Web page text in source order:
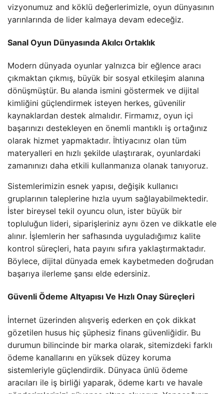
vizyonumuz and köklü değerlerimizle, oyun dünyasının
yarınlarında de lider kalmaya devam edeceğiz.
Sanal Oyun Dünyasında Akılcı Ortaklık
Modern dünyada oyunlar yalnızca bir eğlence aracı
çıkmaktan çıkmış, büyük bir sosyal etkileşim alanına
dönüşmüştür. Bu alanda ismini göstermek ve dijital
kimliğini güçlendirmek isteyen herkes, güvenilir
kaynaklardan destek almalıdır. Firmamız, oyun içi
başarınızı destekleyen en önemli mantıklı iş ortağınız
olarak hizmet yapmaktadır. İhtiyacınız olan tüm
materyalleri en hızlı şekilde ulaştırarak, oyunlardaki
zamanınızı daha etkili kullanmanıza olanak tanıyoruz.
Sistemlerimizin esnek yapısı, değişik kullanıcı
gruplarının taleplerine hızla uyum sağlayabilmektedir.
İster bireysel tekil oyuncu olun, ister büyük bir
topluluğun lideri, siparişleriniz aynı özen ve dikkatle ele
alınır. İşlemlerin her safhasında uyguladığımız kalite
kontrol süreçleri, hata payını sıfıra yaklaştırmaktadır.
Böylece, dijital dünyada emek kaybetmeden doğrudan
başarıya ilerleme şansı elde edersiniz.
Güvenli Ödeme Altyapısı Ve Hızlı Onay Süreçleri
İnternet üzerinden alışveriş ederken en çok dikkat
gözetilen husus hiç şüphesiz finans güvenliğidir. Bu
durumun bilincinde bir marka olarak, sitemizdeki farklı
ödeme kanallarını en yüksek düzey koruma
sistemleriyle güçlendirdik. Dünyaca ünlü ödeme
aracıları ile iş birliği yaparak, ödeme kartı ve havale